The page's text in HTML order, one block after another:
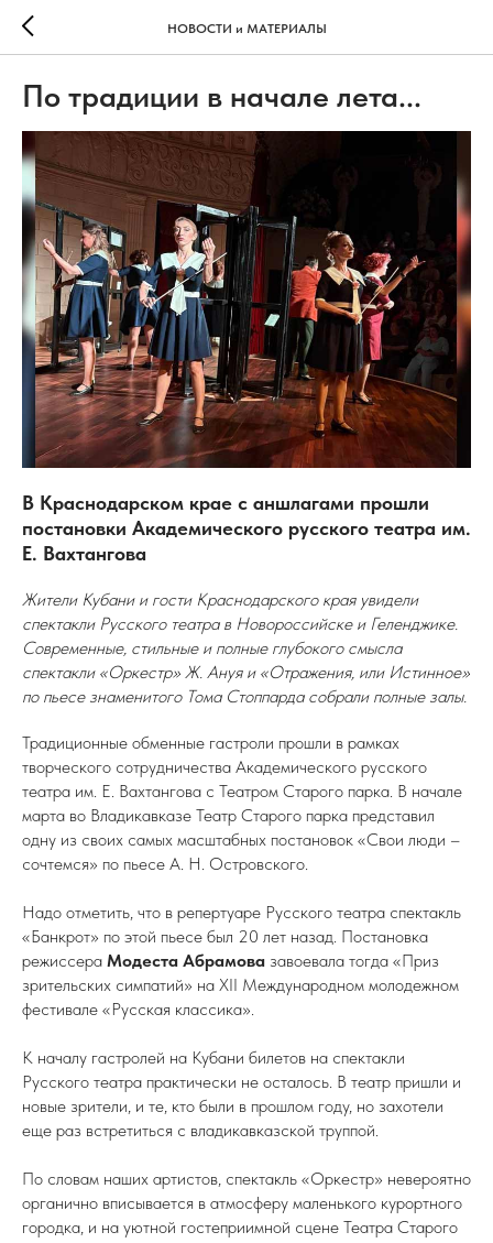
НОВОСТИ и МАТЕРИАЛЫ
По традиции в начале лета...
В Краснодарском крае с аншлагами прошли
постановки Академического русского театра им.
Е. Вахтангова
Жители Кубани и гости Краснодарского края увидели
спектакли Русского театра в Новороссийске и Геленджике.
Современные, стильные и полные глубокого смысла
спектакли «Оркестр» Ж. Ануя и «Отражения, или Истинное»
по пьесе знаменитого Тома Стоппарда собрали полные залы.
Традиционные обменные гастроли прошли в рамках
творческого сотрудничества Академического русского
театра им. Е. Вахтангова с Театром Старого парка. В начале
марта во Владикавказе Театр Старого парка представил
одну из своих самых масштабных постановок «Свои люди –
сочтемся» по пьесе А. Н. Островского.
Надо отметить, что в репертуаре Русского театра спектакль
«Банкрот» по этой пьесе был 20 лет назад. Постановка
режиссера Модеста Абрамова завоевала тогда «Приз
зрительских симпатий» на XII Международном молодежном
фестивале «Русская классика».
К началу гастролей на Кубани билетов на спектакли
Русского театра практически не осталось. В театр пришли и
новые зрители, и те, кто были в прошлом году, но захотели
еще раз встретиться с владикавказской труппой.
По словам наших артистов, спектакль «Оркестр» невероятно
органично вписывается в атмосферу маленького курортного
городка, и на уютной гостеприимной сцене Театра Старого